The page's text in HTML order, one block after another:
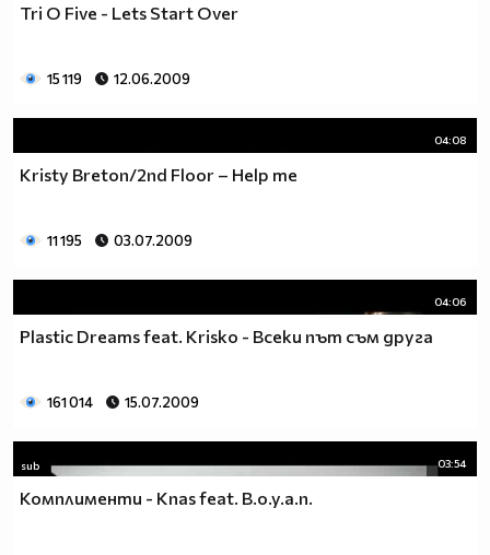
Tri O Five - Lets Start Over
15 119 12.06.2009
04:08
Kristy Breton/2nd Floor – Help me
11 195 03.07.2009
04:06
Plastic Dreams feat. Krisko - Всеки път съм друга
161 014 15.07.2009
sub 03:54
Комплименти - Knas feat. B.o.y.a.n.